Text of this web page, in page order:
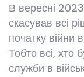
В вересні
скасував всі
початку війни
Тобто всі, хто
служби в